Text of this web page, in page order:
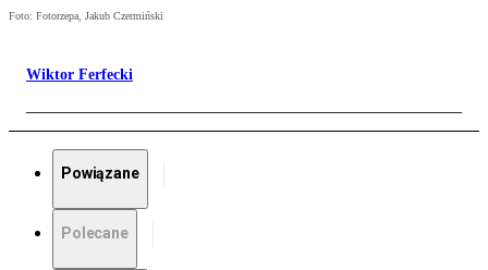
Foto: Fotorzepa, Jakub Czermiński
Wiktor Ferfecki
Powiązane
Polecane